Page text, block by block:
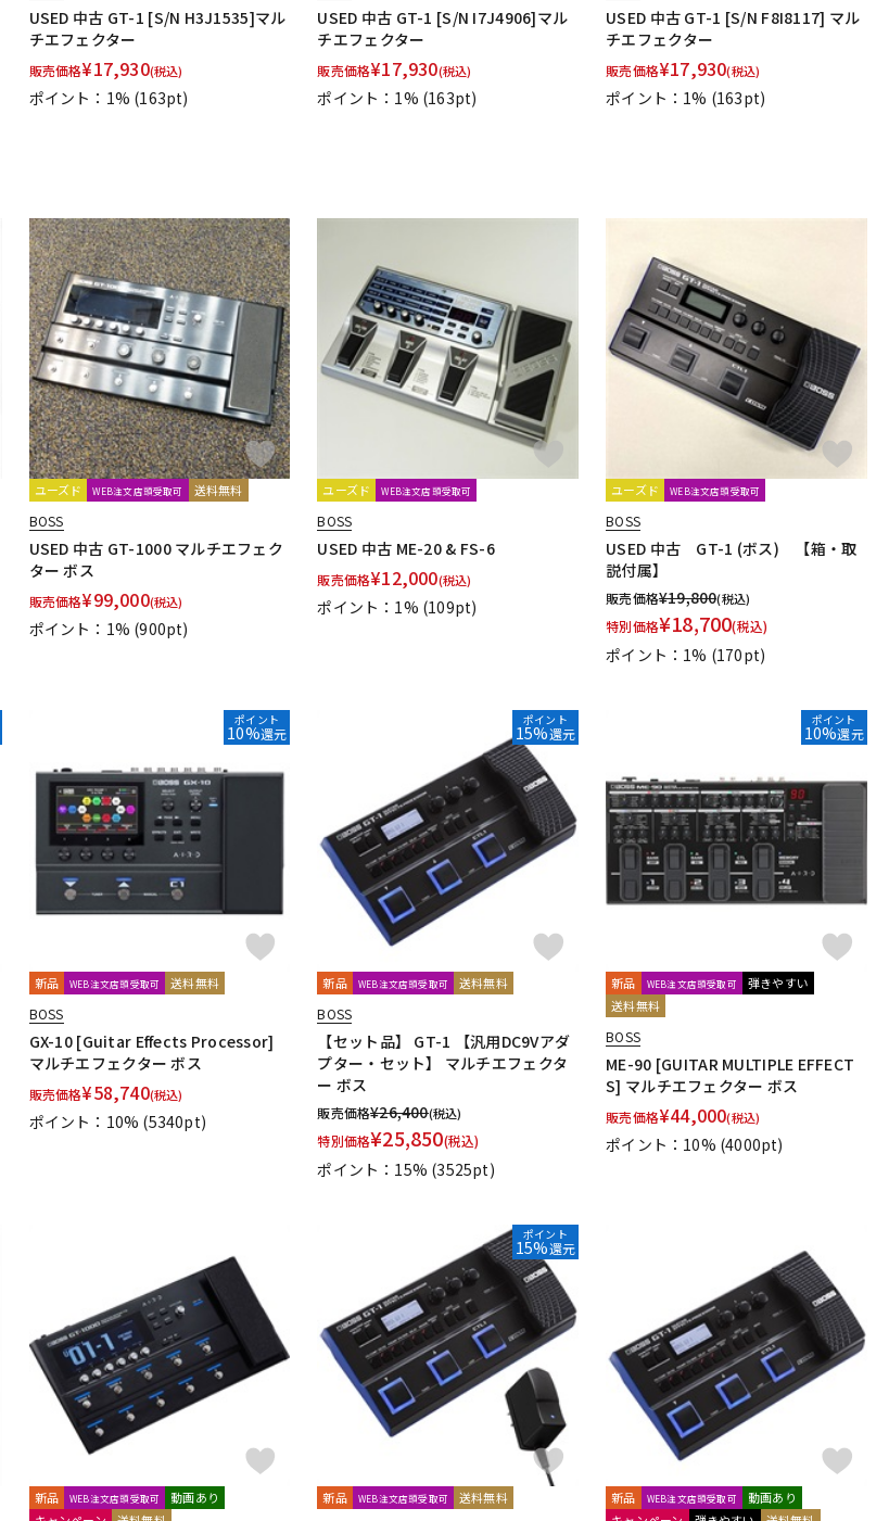
USED 中古 GT-1 [S/N H3J1535]マル
チエフェクター
販売価格¥17,930(税込)
ポイント：1% (163pt)
USED 中古 GT-1 [S/N I7J4906]マル
チエフェクター
販売価格¥17,930(税込)
ポイント：1% (163pt)
USED 中古 GT-1 [S/N F8I8117] マル
チエフェクター
販売価格¥17,930(税込)
ポイント：1% (163pt)
ユーズド WEB注文店頭受取可 送料無料
BOSS
USED 中古 GT-1000 マルチエフェク
ター ボス
販売価格¥99,000(税込)
ポイント：1% (900pt)
ユーズド WEB注文店頭受取可
BOSS
USED 中古 ME-20 & FS-6
販売価格¥12,000(税込)
ポイント：1% (109pt)
ユーズド WEB注文店頭受取可
BOSS
USED 中古 GT-1 (ボス) 【箱・取
説付属】
販売価格¥19,800(税込)
特別価格¥18,700(税込)
ポイント：1% (170pt)
ポイント
10%還元
新品 WEB注文店頭受取可 送料無料
BOSS
GX-10 [Guitar Effects Processor]
マルチエフェクター ボス
販売価格¥58,740(税込)
ポイント：10% (5340pt)
ポイント
15%還元
新品 WEB注文店頭受取可 送料無料
BOSS
【セット品】 GT-1 【汎用DC9Vアダ
プター・セット】 マルチエフェクタ
ー ボス
販売価格¥26,400(税込)
特別価格¥25,850(税込)
ポイント：15% (3525pt)
ポイント
10%還元
新品 WEB注文店頭受取可
弾きやすい
送料無料
BOSS
ME-90 [GUITAR MULTIPLE EFFECT
S] マルチエフェクター ボス
販売価格¥44,000(税込)
ポイント：10% (4000pt)
新品 WEB注文店頭受取可
動画あり
ポイント
15%還元
新品 WEB注文店頭受取可 送料無料 新品 WEB注文店頭受取可
動画あり